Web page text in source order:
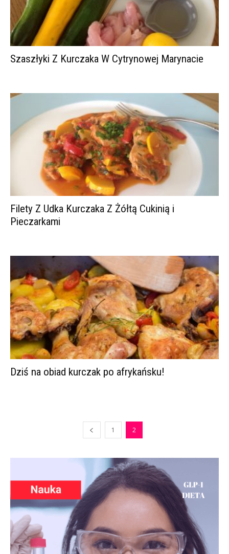
Szaszłyki Z Kurczaka W Cytrynowej Marynacie
Filety Z Udka Kurczaka Z Żółtą Cukinią i
Pieczarkami
Dziś na obiad kurczak po afrykańsku!
1 2